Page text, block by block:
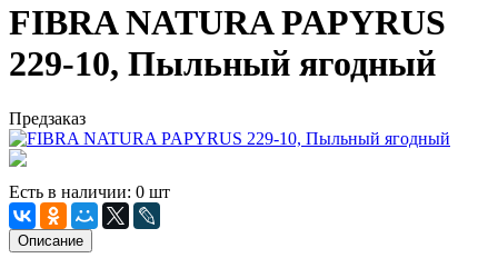
FIBRA NATURA PAPYRUS
229-10, Пыльный ягодный
Предзаказ
Есть в наличии: 0 шт
Описание